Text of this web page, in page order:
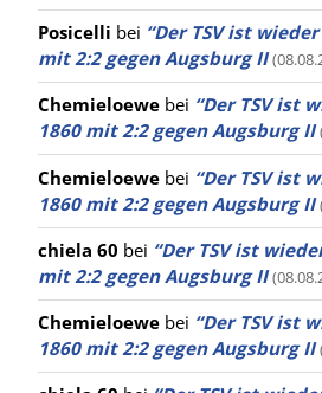
Posicelli bei “Der TSV ist
mit 2:2 gegen Augsburg II
Chemieloewe bei “Der TSV ist
1860 mit 2:2 gegen Augsburg II
Chemieloewe bei “Der TSV ist
1860 mit 2:2 gegen Augsburg II
chiela 60 bei “Der TSV ist
mit 2:2 gegen Augsburg II
Chemieloewe bei “Der TSV ist
1860 mit 2:2 gegen Augsburg II